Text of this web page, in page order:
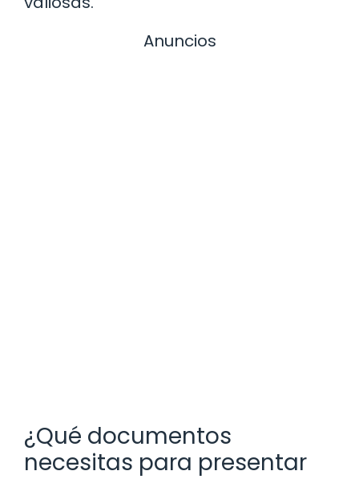
Anuncios
¿Qué documentos
necesitas para presentar